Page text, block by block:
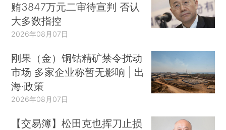
贿3847万元二审待宣判 否认
大多数指控
2026年08月07日
刚果（金）铜钴精矿禁令扰动
市场 多家企业称暂无影响 | 出
海·政策
2026年08月07日
【交易簿】松田克也挥刀止损